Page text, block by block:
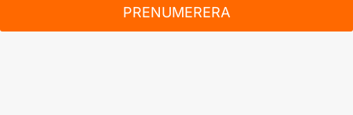
PRENUMERERA